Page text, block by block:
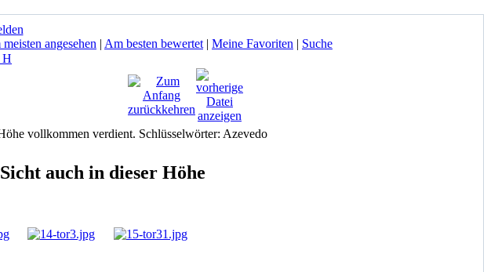
angesehen | Am besten bewertet | Meine Favoriten | Suche
H
auch in dieser Höhe